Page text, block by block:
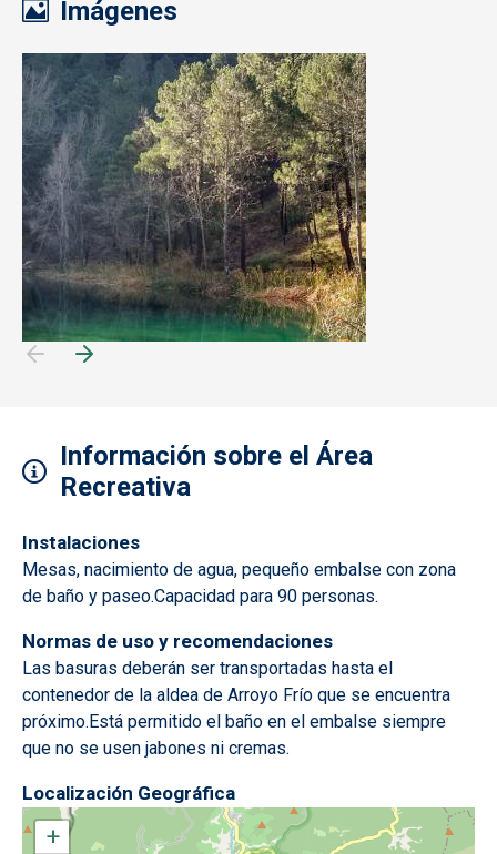
Imágenes
Información sobre el Área
Recreativa
Instalaciones
Mesas, nacimiento de agua, pequeño embalse con zona
de baño y paseo.Capacidad para 90 personas.
Normas de uso y recomendaciones
Las basuras deberán ser transportadas hasta el
contenedor de la aldea de Arroyo Frío que se encuentra
próximo.Está permitido el baño en el embalse siempre
que no se usen jabones ni cremas.
Localización Geográfica
+